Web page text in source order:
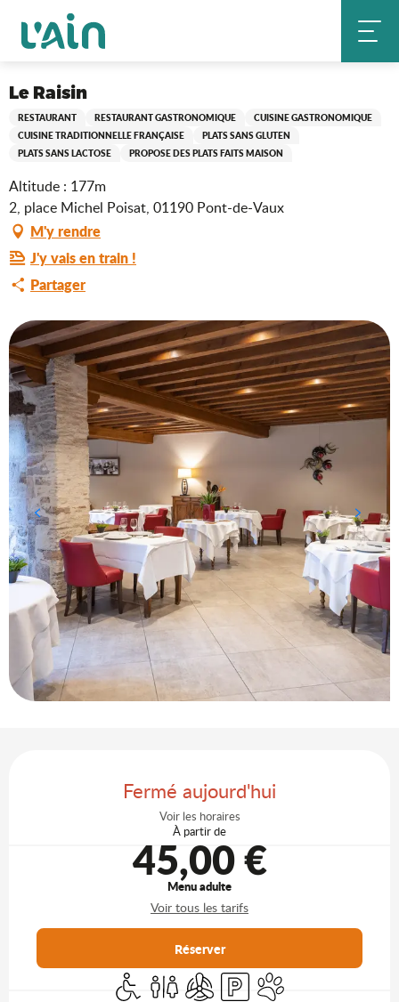
contenu
Accueil Le Raisin
Le Raisin
RESTAURANT RESTAURANT GASTRONOMIQUE
CUISINE GASTRONOMIQUE
CUISINE TRADITIONNELLE FRANÇAISE
PLATS SANS GLUTEN
PLATS SANS LACTOSE
PROPOSE DES PLATS FAITS MAISON
Altitude : 177m
2, place Michel Poisat, 01190 Pont-de-Vaux
M'y rendre
J'y vais en train !
Partager
Fermé aujourd'hui
Voir les horaires
À partir de
45,00 €
Menu adulte
Voir tous les tarifs
Réserver
Accès handicapés
ToilettesAir conditionné
ParkingAnimaux acceptés